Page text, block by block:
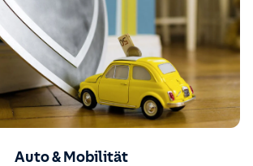
Auto & Mobilität